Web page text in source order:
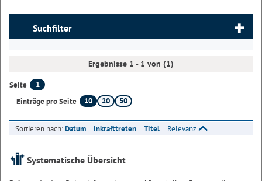
Suchfilter
Ergebnisse 1 - 1 von (1)
Seite
1
Einträge pro Seite
10 20 50
Sortieren nach:Datum Inkrafttreten Titel Relevanz
Systematische Übersicht